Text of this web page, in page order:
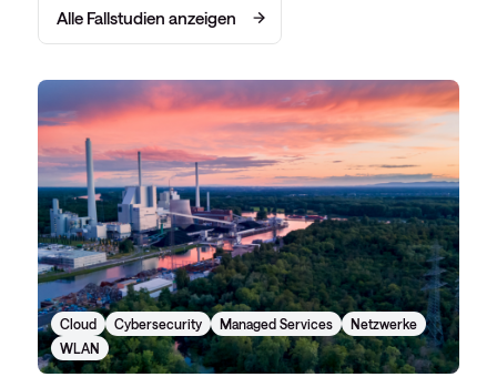
Alle Fallstudien anzeigen
Cloud Cybersecurity Managed Services
Netzwerke
WLAN